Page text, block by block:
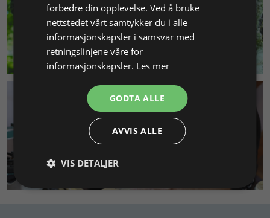
MILJØ & BÆREKRAFT
SMYKKEKURS
forbedre din opplevelse. Ved å bruke
nettstedet vårt samtykker du i alle
informasjonskapsler i samsvar med
retningslinjene våre for
informasjonskapsler. Les mer
GODTA ALLE
AVVIS ALLE
VIS DETALJER